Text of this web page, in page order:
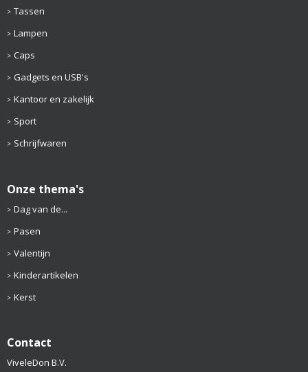
Tassen
Lampen
Caps
Gadgets en USB's
Kantoor en zakelijk
Sport
Schrijfwaren
Onze thema's
Dag van de...
Pasen
Valentijn
Kinderartikelen
Kerst
Contact
ViveleDon B.V.